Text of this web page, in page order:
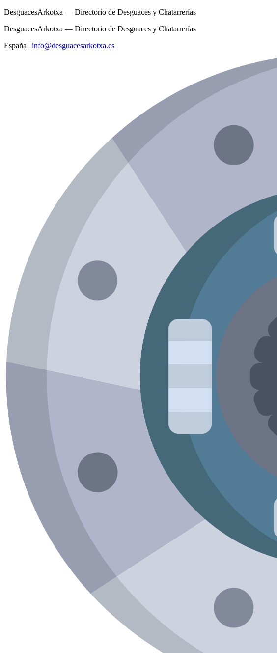
DesguacesArkotxa — Directorio de Desguaces y Chatarrerías
DesguacesArkotxa — Directorio de Desguaces y Chatarrerías
España | info@desguacesarkotxa.es